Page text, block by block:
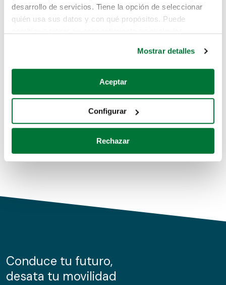
desarrollo de servicios. Tiene la opción de seleccionar
quién usa sus datos y con qué propósitos. Puede
Si lo permite, también quisiéramos:
Recopilar información sobre su ubicación geográfica
Identificar su dispositivo analizándolo activamente
para buscar características específicas (huellas
Obtenga más información sobre cómo se procesan sus
de cookies.
información sobre el uso que haga del sitio web con
nuestros partners de redes sociales, publicidad y análisis
Mostrar detalles
Aceptar
Configurar
Rechazar
Pero puedes encontrar el coche que estás
buscando en alguno de estos enlaces:
Coches de segunda mano
Coches de km0
Conduce tu futuro,
desata tu movilidad